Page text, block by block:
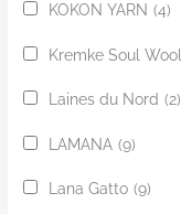
KOKON YARN (4)
Kremke Soul Wool
Laines du Nord (2)
LAMANA (9)
Lana Gatto (9)